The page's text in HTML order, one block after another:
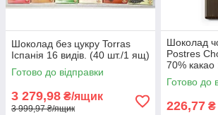
Шоколад без цукру Torras
Іспанія 16 видів. (40 шт./1 ящ)
Готово до відправки
3 279,98 ₴/ящик
3 999,97 ₴/ящик
Шоколад
Postres
70% какао
Готово до
226,77 ₴